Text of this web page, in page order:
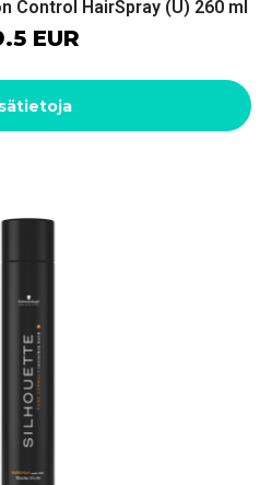
Control HairSpray (U) 260 ml
EUR